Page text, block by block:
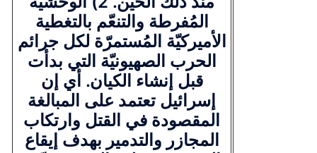
المُفرطة والتنعّم بالتغطية
الأميركيّة المُستمرّة لكل جرائم
الحرب الصهيونيّة التي بدأت
قبل إنشاء الكيان. أي إن
إسرائيل تعتمد على المبالغة
المقصودة في القتل وارتكاب
المجازر والتدمير بهدف إيقاع